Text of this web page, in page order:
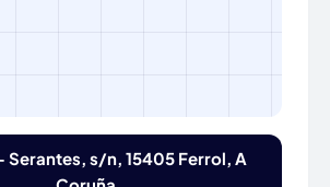
Serantes, s/n, 15405 Ferrol, A